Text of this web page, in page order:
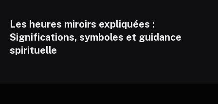
Les heures miroirs expliquées :
Significations, symboles et guidance
spirituelle